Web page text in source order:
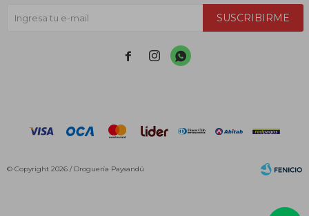
SUSCRIBIRME
  
© Copyright 2026 / Droguería Paysandú